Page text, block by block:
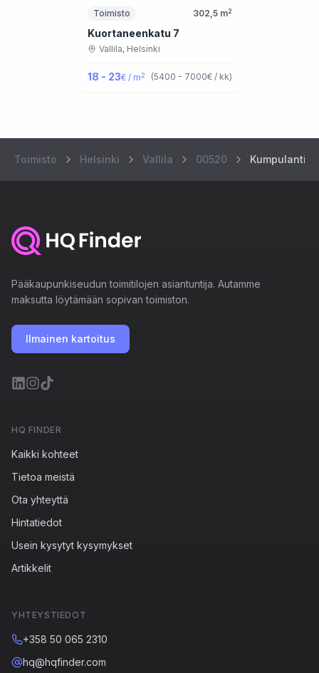
Toimisto 302,5m2
Kuortaneenkatu 7
Vallila, Helsinki
18 - 23€ / m2 (5400 - 7000€ / kk)
Toimisto Helsinki Vallila 00520 Kumpulantie
Pääkaupunkiseudun toimitilojen asiantuntija. Autamme
maksutta löytämään sopivan toimiston.
Ilmainen kartoitus
HQ FINDER
Kaikki kohteet
Tietoa meistä
Ota yhteyttä
Hintatiedot
Usein kysytyt kysymykset
Artikkelit
YHTEYSTIEDOT
+358 50 065 2310
hq@hqfinder.com